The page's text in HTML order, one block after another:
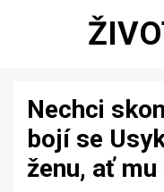
Nechci
bojí se
ženu, ať mu